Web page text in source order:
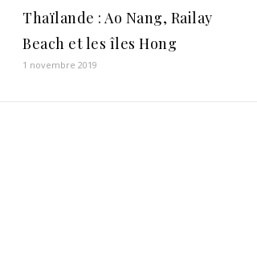
Thaïlande : Ao Nang, Railay
Beach et les îles Hong
1 novembre 2019